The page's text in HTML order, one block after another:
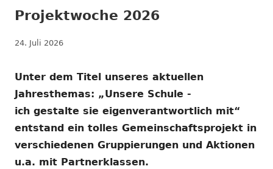
Projektwoche 2026
Veröffentlicht
24. Juli 2026
Unter dem Titel unseres aktuellen
Jahresthemas: „Unsere Schule -
ich gestalte sie eigenverantwortlich mit“
entstand ein tolles Gemeinschaftsprojekt in
verschiedenen Gruppierungen und Aktionen
u.a. mit Partnerklassen.